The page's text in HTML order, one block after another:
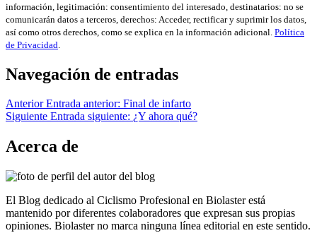
información, legitimación: consentimiento del interesado, destinatarios: no se
comunicarán datos a terceros, derechos: Acceder, rectificar y suprimir los datos,
así como otros derechos, como se explica en la información adicional. Política
de Privacidad
Navegación de entradas
Anterior Entrada anterior: Final de infarto
Siguiente Entrada siguiente: ¿Y ahora qué?
Acerca de
El Blog dedicado al Ciclismo Profesional en Biolaster está
mantenido por diferentes colaboradores que expresan sus propias
opiniones. Biolaster no marca ninguna línea editorial en este sentido.